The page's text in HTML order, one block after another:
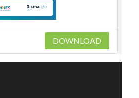
DOWNLOAD